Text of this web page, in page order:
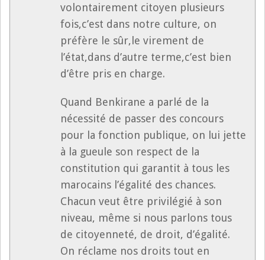
volontairement citoyen plusieurs
fois,c’est dans notre culture, on
préfère le sûr,le virement de
l’état,dans d’autre terme,c’est bien
d’être pris en charge.
Quand Benkirane a parlé de la
nécessité de passer des concours
pour la fonction publique, on lui jette
à la gueule son respect de la
constitution qui garantit à tous les
marocains l’égalité des chances.
Chacun veut être privilégié à son
niveau, même si nous parlons tous
de citoyenneté, de droit, d’égalité.
On réclame nos droits tout en